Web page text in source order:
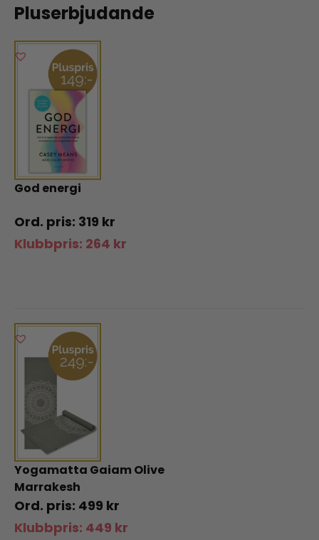
Pluserbjudande
God energi
319 kr
Klubbpris: 264 kr
Yogamatta Gaiam Olive
Marrakesh
499 kr
Klubbpris: 449 kr